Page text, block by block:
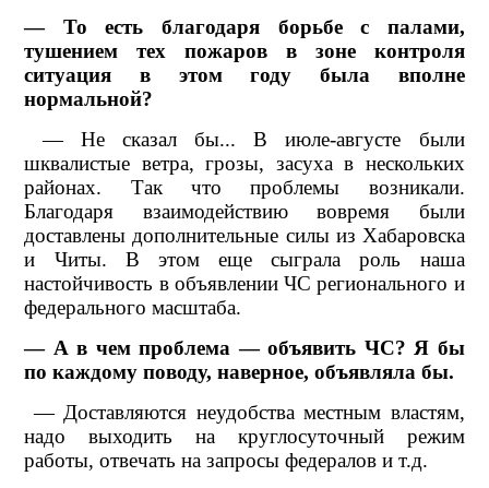
— То есть благодаря борьбе с палами,
тушением тех пожаров в зоне контроля
ситуация в этом году была вполне
нормальной?
— Не сказал бы... В июле-августе были
шквалистые ветра, грозы, засуха в нескольких
районах. Так что проблемы возникали.
Благодаря взаимодействию вовремя были
доставлены дополнительные силы из Хабаровска
и Читы. В этом еще сыграла роль наша
настойчивость в объявлении ЧС регионального и
федерального масштаба.
— А в чем проблема — объявить ЧС? Я бы
по каждому поводу, наверное, объявляла бы.
— Доставляются неудобства местным властям,
надо выходить на круглосуточный режим
работы, отвечать на запросы федералов и т.д.